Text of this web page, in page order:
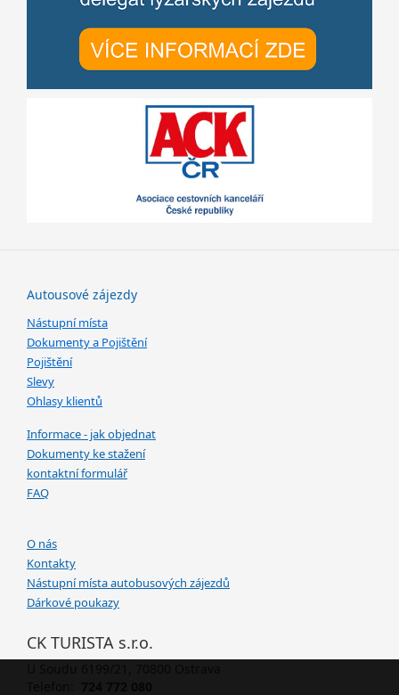
Autousové zájezdy
Nástupní místa
Dokumenty a Pojištění
Pojištění
Slevy
Ohlasy klientů
Informace - jak objednat
Dokumenty ke stažení
kontaktní formulář
FAQ
O nás
Kontakty
Nástupní místa autobusových zájezdů
Dárkové poukazy
CK TURISTA s.r.o.